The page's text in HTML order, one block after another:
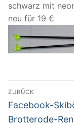
schwarz mit
neu für 19 €
ZURÜCK
Vorheriger
Beitrag:
Facebook-
Brotterode-